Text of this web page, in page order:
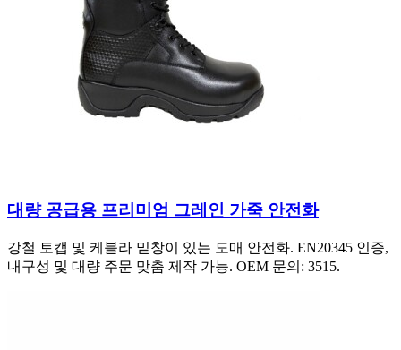
대량 공급용 프리미엄 그레인 가죽 안전화
강철 토캡 및 케블라 밑창이 있는 도매 안전화. EN20345 인증,
내구성 및 대량 주문 맞춤 제작 가능. OEM 문의: 3515.